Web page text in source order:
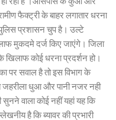
फैक्ट्री के बाहर लगातार धरना
प्रशासन चुप है। उल्टे
मुकदमे दर्ज किए जाएंगे। जिला
कोई धरना प्रदर्शन हो।
पर सवाल है तो इस विभाग के
धुआ और पानी नजर नही
वाला कोई नहीं यहां यह कि
है कि ब्यावर की प्रभारी